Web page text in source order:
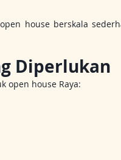
house berskala
Diperlukan
open house Raya: